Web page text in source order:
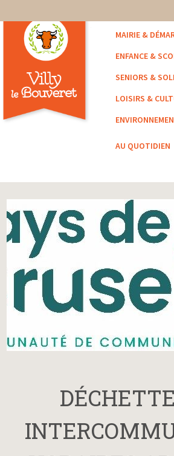
Villy-le-
MAIRIE &
ENFANCE &
SENIORS &
LOISIRS &
AU QUOTIDIEN
/ Déchetterie